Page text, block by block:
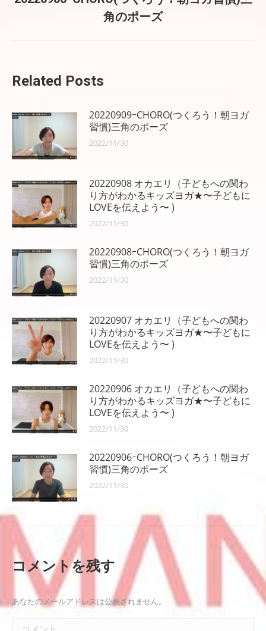
ゲ
ョ
ン
次
の
角のポーズ
Related Posts
20220909ｰCHORO(つくろう！朝ヨガ
習慣)三角のポーズ
2022/11/30
20220908 オカエリ（子どもへの関わ
り方がわかるキッズヨガ★〜子どもに
LOVEを伝えよう〜 )
2022/11/30
20220908ｰCHORO(つくろう！朝ヨガ
習慣)三角のポーズ
2022/11/30
20220907 オカエリ（子どもへの関わ
り方がわかるキッズヨガ★〜子どもに
LOVEを伝えよう〜 )
2022/11/30
20220906 オカエリ（子どもへの関わ
り方がわかるキッズヨガ★〜子どもに
LOVEを伝えよう〜 )
2022/11/30
20220906ｰCHORO(つくろう！朝ヨガ
習慣)三角のポーズ
2022/11/30
コメントを残す
あなたのメールアドレスは公表されません。
コメント